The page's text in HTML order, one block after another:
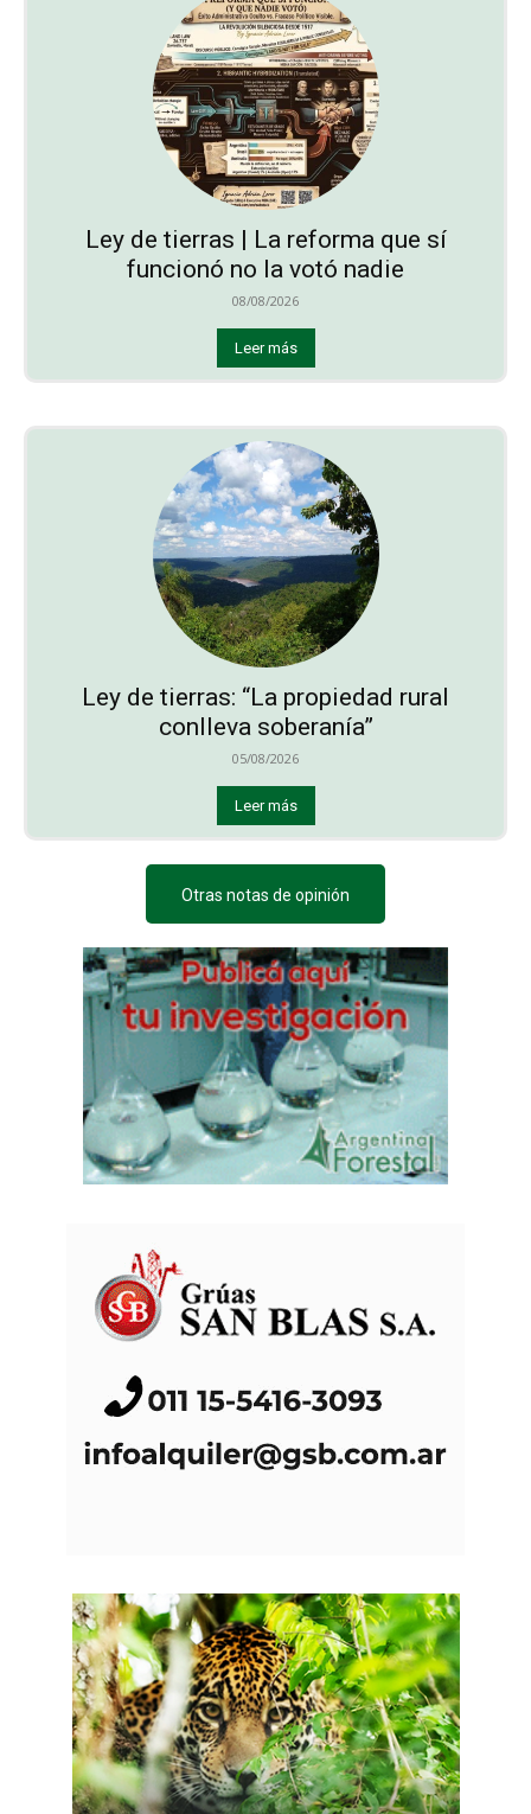
Ley de tierras | La reforma que sí
funcionó no la votó nadie
08/08/2026
Leer más
Ley de tierras: “La propiedad rural
conlleva soberanía”
05/08/2026
Leer más
Otras notas de opinión